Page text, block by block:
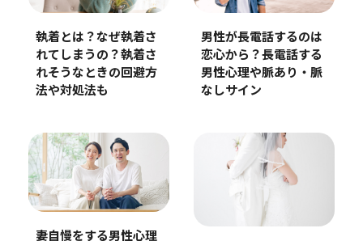
執着とは？なぜ執着さ
れてしまうの？執着さ
れそうなときの回避方
法や対処法も
男性が長電話するのは
恋心から？長電話する
男性心理や脈あり・脈
なしサイン
妻自慢をする男性心理